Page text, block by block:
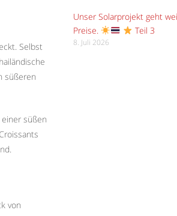
Selbst
süßeren
süßen
von
Unser Solarprojekt geht
Preise.
Teil 3
8. Juli 2026